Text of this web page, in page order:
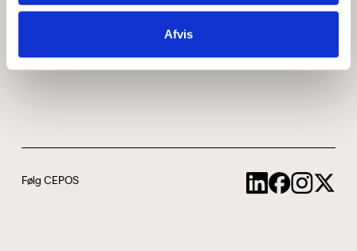
Afvis
Følg CEPOS